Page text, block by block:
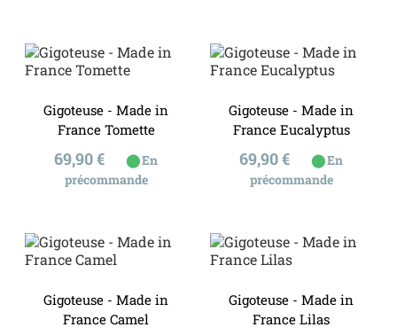
Gigoteuse - Made in
France Tomette
Prix
69,90 € ⬤En
précommande
Gigoteuse - Made in
France Eucalyptus
Prix
69,90 € ⬤En
précommande
Gigoteuse - Made in
France Camel
Gigoteuse - Made in
France Lilas